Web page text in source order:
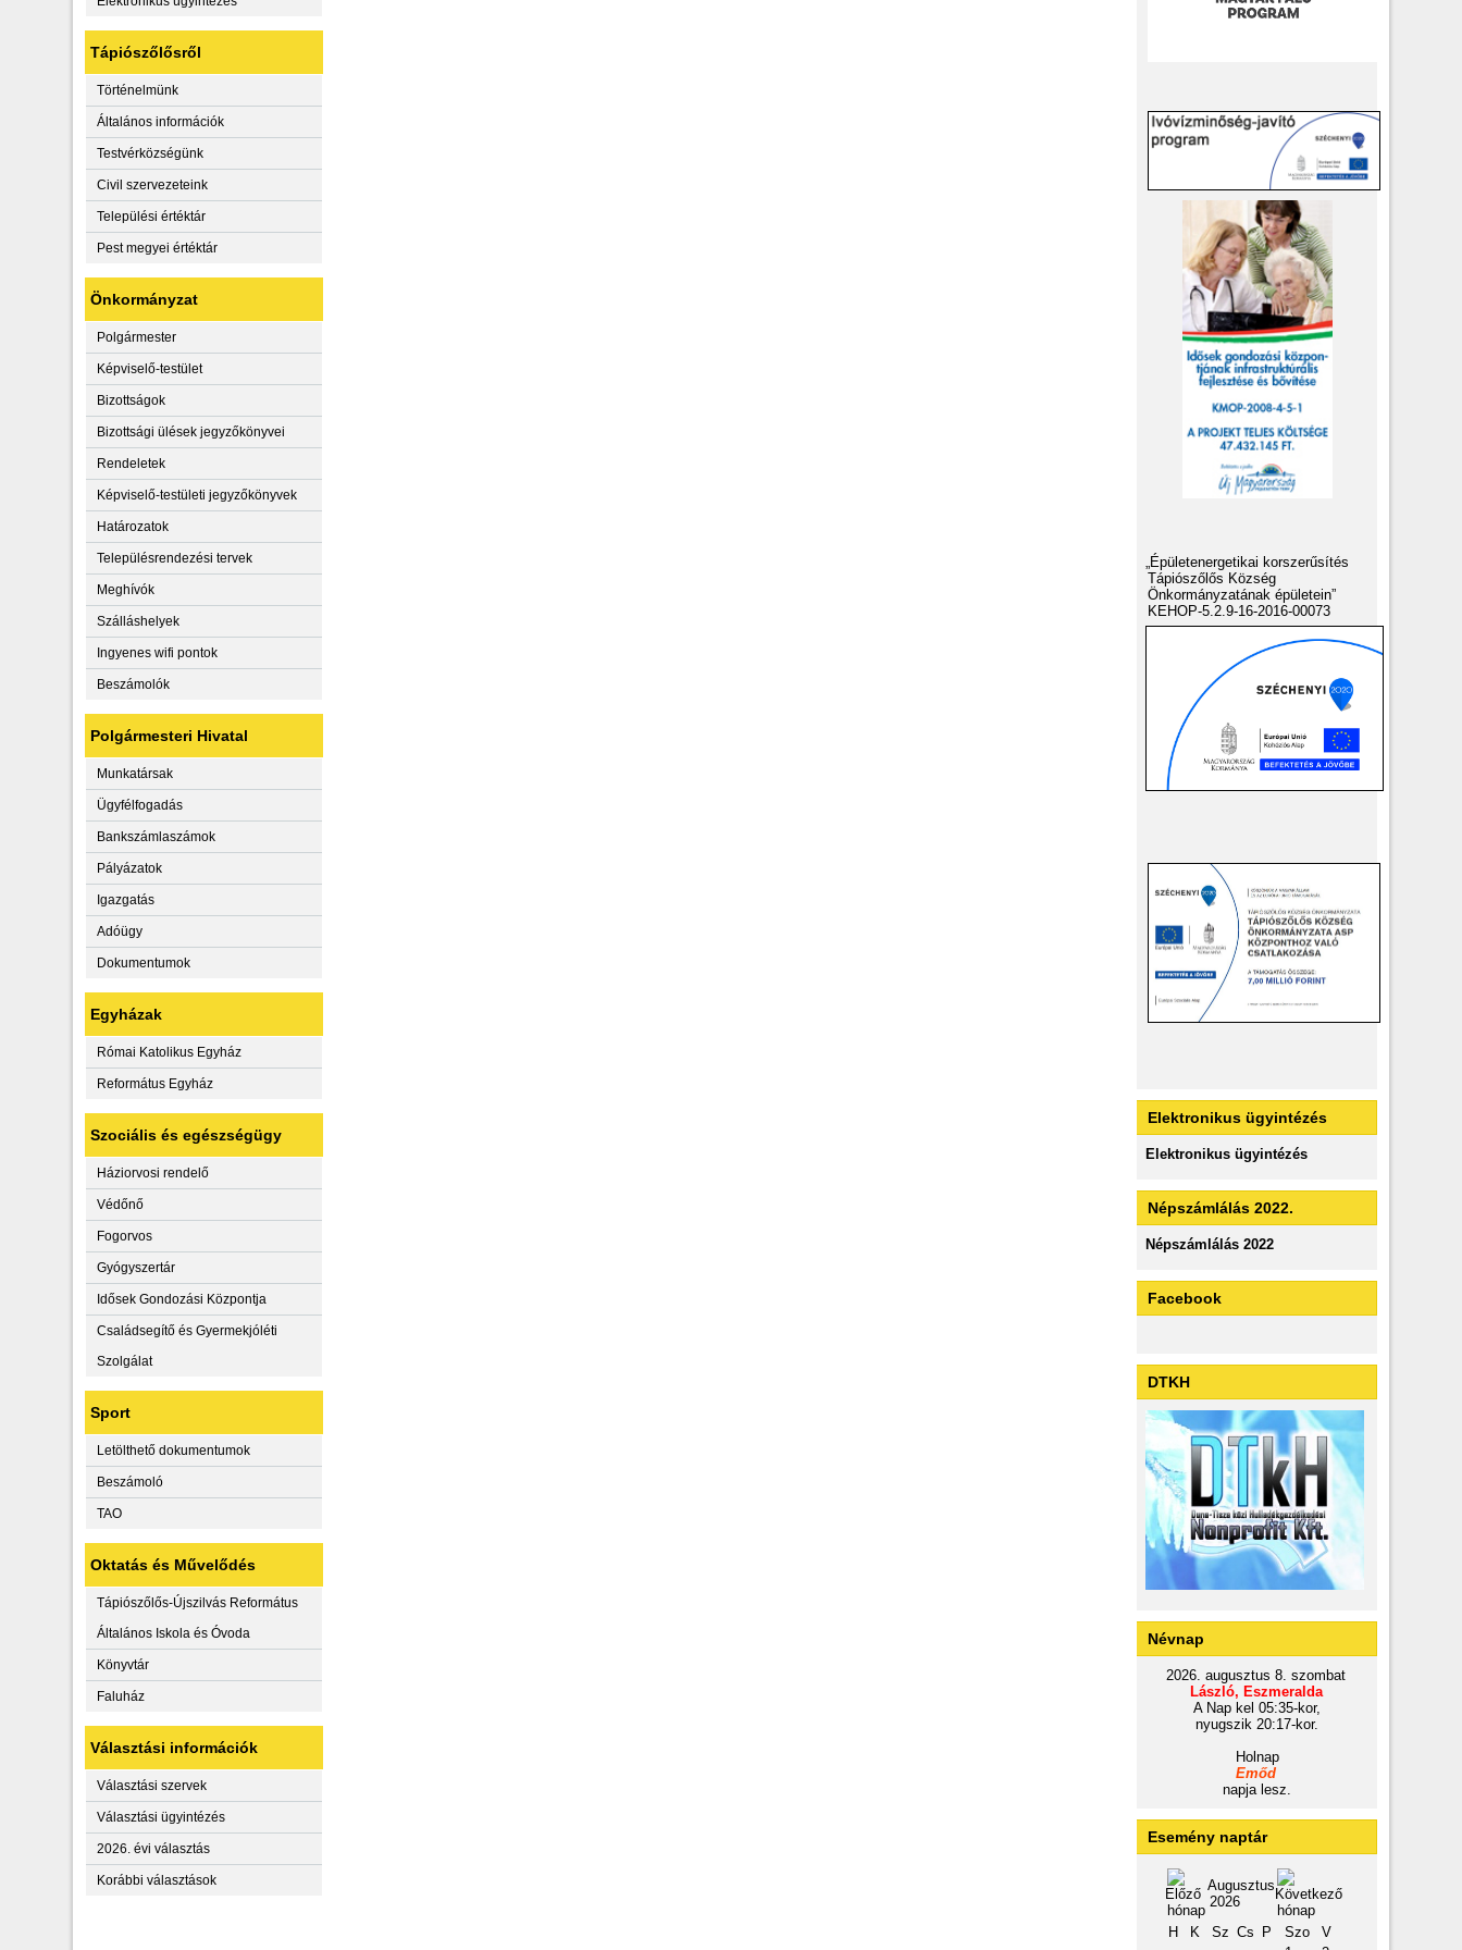
Tápiószőlősről
Történelmünk
Általános információk
Testvérközségünk
Civil szervezeteink
Települési értéktár
Pest megyei értéktár
Önkormányzat
Polgármester
Képviselő-testület
Bizottságok
Bizottsági ülések jegyzőkönyvei
Rendeletek
Képviselő-testületi jegyzőkönyvek
Határozatok
Településrendezési tervek
Meghívók
Szálláshelyek
Ingyenes wifi pontok
Beszámolók
Polgármesteri Hivatal
Munkatársak
Ügyfélfogadás
Bankszámlaszámok
Pályázatok
Igazgatás
Adóügy
Dokumentumok
Egyházak
Római Katolikus Egyház
Református Egyház
Szociális és egészségügy
Háziorvosi rendelő
Védőnő
Fogorvos
Gyógyszertár
Idősek Gondozási Központja
Családsegítő és Gyermekjóléti
Szolgálat
Sport
Letölthető dokumentumok
Beszámoló
TAO
Oktatás és Művelődés
Tápiószőlős-Újszilvás Református
Általános Iskola és Óvoda
Könyvtár
Faluház
Választási információk
Választási szervek
Választási ügyintézés
2026. évi választás
Korábbi választások
„Épületenergetikai korszerűsítés
Tápiószőlős Község
Önkormányzatának épületein”
KEHOP-5.2.9-16-2016-00073
Elektronikus ügyintézés
Elektronikus ügyintézés
Népszámlálás 2022.
Népszámlálás 2022
Facebook
DTKH
Névnap
2026. augusztus 8. szombat
László, Eszmeralda
A Nap kel 05:35-kor,
nyugszik 20:17-kor.
Holnap
Emőd
napja lesz.
Esemény naptár
Augusztus
2026
H
K Sz Cs P Szo
V